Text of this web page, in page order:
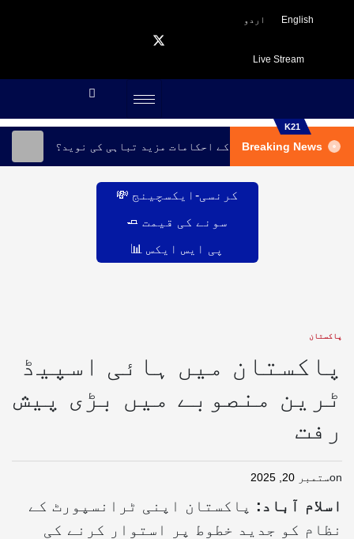
English اردو
Live Stream
K21
Breaking News
ملبے کا ڈھیر، انخلا کے احکامات مزید تباہی کی نوید؟
کرنسی-ایکسچینج 💸
سونے کی قیمت 🧈
پی ایس ایکس 📊
پاکستان
پاکستان میں ہائی اسپیڈ
ٹرین منصوبے میں بڑی پیش
رفت
onستمبر 20, 2025
اسلام آباد: پاکستان اپنی ٹرانسپورٹ کے
نظام کو جدید خطوط پر استوار کرنے کی